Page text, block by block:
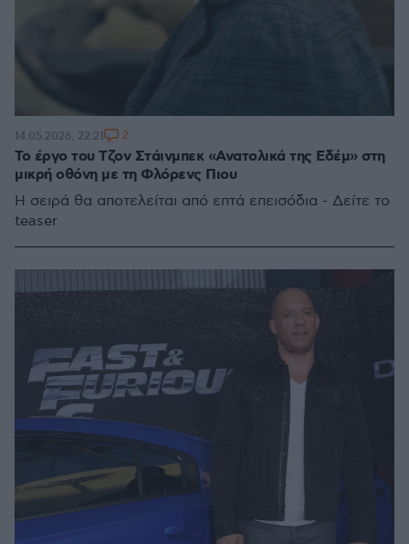
Το έργο του Τζον Στάινμπεκ «Ανατολικά της Εδέμ» στη
μικρή οθόνη με τη Φλόρενς Πιου
Η σειρά θα αποτελείται από επτά επεισόδια - Δείτε το
teaser
14.05.2026, 22:21 2